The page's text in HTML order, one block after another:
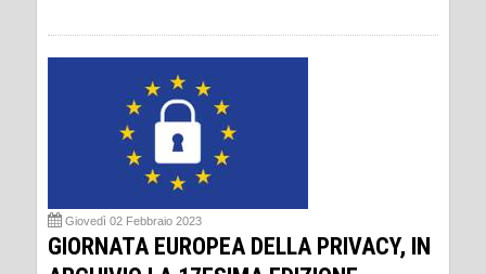
Giovedì 02 Febbraio 2023
GIORNATA EUROPEA DELLA PRIVACY, IN